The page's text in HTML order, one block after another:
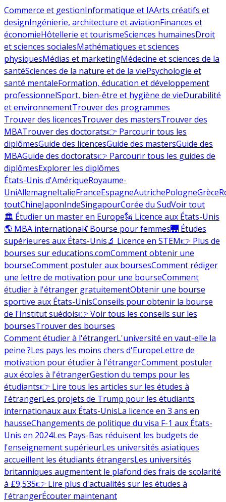
Commerce et gestionInformatique et IAArts créatifs et
designIngénierie, architecture et aviationFinances et
économieHôtellerie et tourismeSciences humainesDroit
et sciences socialesMathématiques et sciences
physiquesMédias et marketingMédecine et sciences de la
santéSciences de la nature et de la viePsychologie et
santé mentaleFormation, éducation et développement
professionnelSport, bien-être et hygiène de vieDurabilité
et environnementTrouver des programmes
Trouver des licencesTrouver des mastersTrouver des
MBATrouver des doctorats👉 Parcourir tous les
diplômesGuide des licencesGuide des mastersGuide des
MBAGuide des doctorats👉 Parcourir tous les guides de
diplômesExplorer les diplômes
États-Unis d'AmériqueRoyaume-
UniAllemagneItalieFranceEspagneAutrichePologneGrèce
toutChineJaponIndeSingapourCorée du SudVoir tout
🏛 Étudier un master en Europe🗽 Licence aux États-Unis
🌎 MBA international💃 Bourse pour femmes🌉 Études
supérieures aux États-Unis🔬 Licence en STEM👉 Plus de
bourses sur educations.comComment obtenir une
bourseComment postuler aux boursesComment rédiger
une lettre de motivation pour une bourseComment
étudier à l'étranger gratuitementObtenir une bourse
sportive aux États-UnisConseils pour obtenir la bourse
de l'Institut suédois👉 Voir tous les conseils sur les
boursesTrouver des bourses
Comment étudier à l'étrangerL'université en vaut-elle la
peine ?Les pays les moins chers d'EuropeLettre de
motivation pour étudier à l'étrangerComment postuler
aux écoles à l'étrangerGestion du temps pour les
étudiants👉 Lire tous les articles sur les études à
l'étrangerLes projets de Trump pour les étudiants
internationaux aux États-UnisLa licence en 3 ans en
hausseChangements de politique du visa F-1 aux États-
Unis en 2024Les Pays-Bas réduisent les budgets de
l'enseignement supérieurLes universités asiatiques
accueillent les étudiants étrangersLes universités
britanniques augmentent le plafond des frais de scolarité
à £9,535👉 Lire plus d'actualités sur les études à
l'étrangerÉcouter maintenant